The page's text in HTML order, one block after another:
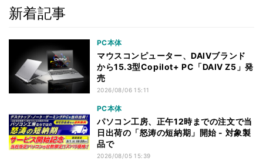
新着記事
PC本体
マウスコンピューター、DAIVブランド
から15.3型Copilot+ PC「DAIV Z5」発
売
2026/08/06 15:11
PC本体
パソコン工房、正午12時までの注文で当
日出荷の「怒涛の短納期」開始 - 対象製
品で
2026/08/05 15:39